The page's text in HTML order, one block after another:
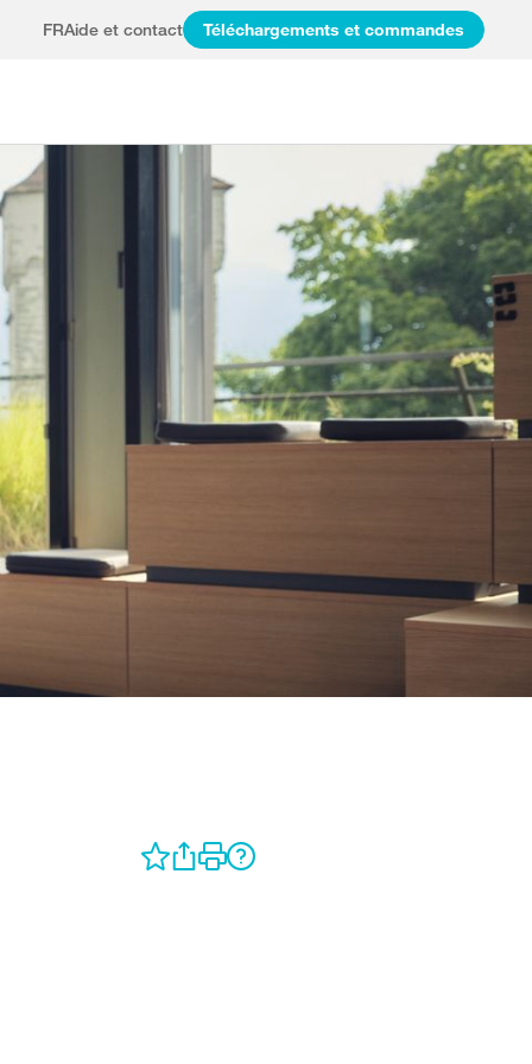
FRAide et contact Téléchargements et commandes